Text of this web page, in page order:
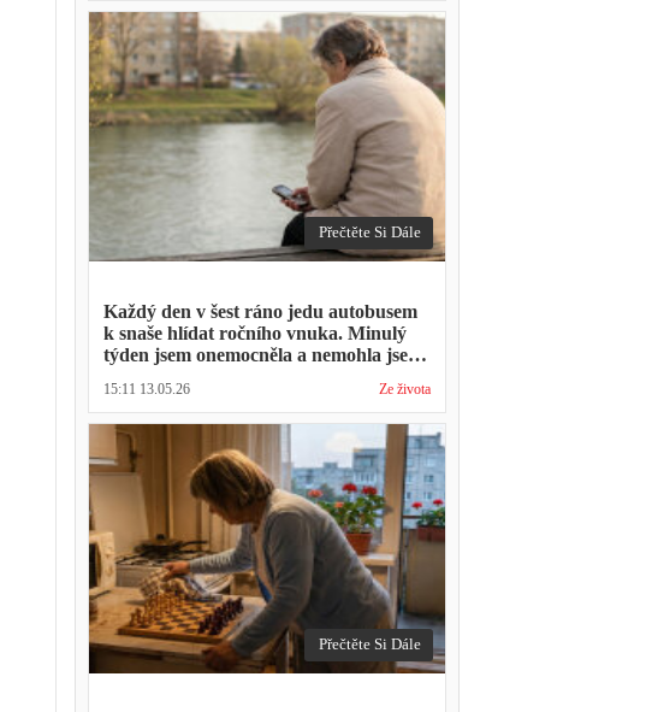
Přečtěte Si Dále
Každý den v šest ráno jedu autobusem
k snaše hlídat ročního vnuka. Minulý
týden jsem onemocněla a nemohla jsem
den volna. Víš, kolik nás to stálo?"
15:11 13.05.26 Ze života
Přečtěte Si Dále